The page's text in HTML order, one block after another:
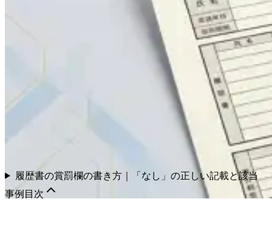
履歴書の賞罰欄の書き方｜「なし」の正しい記載と該当
事例 目次